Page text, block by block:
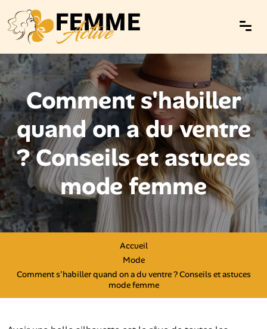
Comment s'habiller
quand on a du ventre
? Conseils et astuces
mode femme
Accueil
Mode
Comment s'habiller quand on a du ventre ? Conseils et astuces
mode femme